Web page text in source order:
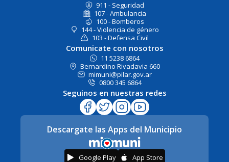
911 - Seguridad
107 - Ambulancia
100 - Bomberos
144 - Violencia de género
103 - Defensa Civil
Comunicate con nosotros
11 5238 6864
Bernardino Rivadavia 660
mimuni@pilar.gov.ar
0800 345 6864
Seguinos en nuestras redes
Descargate las Apps del Municipio
Google Play App Store